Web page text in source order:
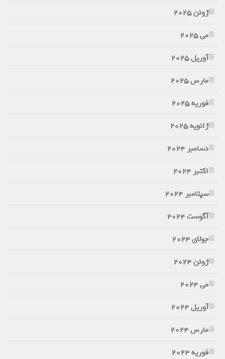
ژوئن 2025
می 2025
آوریل 2025
مارس 2025
فوریه 2025
ژانویه 2025
دسامبر 2024
اکتبر 2024
سپتامبر 2024
آگوست 2024
جولای 2024
ژوئن 2024
می 2024
آوریل 2024
مارس 2024
فوریه 2024